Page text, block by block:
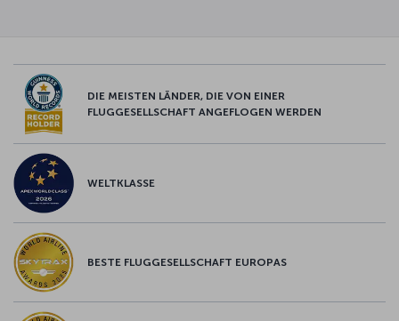
DIE MEISTEN LÄNDER, DIE VON EINER
FLUGGESELLSCHAFT ANGEFLOGEN WERDEN
WELTKLASSE
BESTE FLUGGESELLSCHAFT EUROPAS